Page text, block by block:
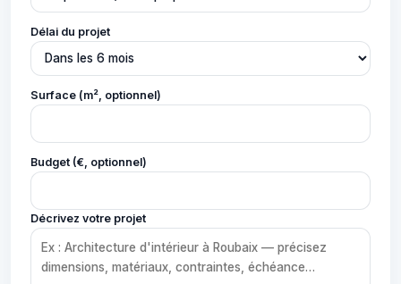
Délai du projet
Surface (m², optionnel)
Budget (€, optionnel)
Décrivez votre projet